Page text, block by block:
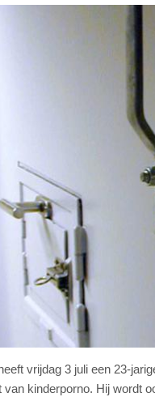
vrijdag 3 juli een 23-
van kinderporno. Hij wordt